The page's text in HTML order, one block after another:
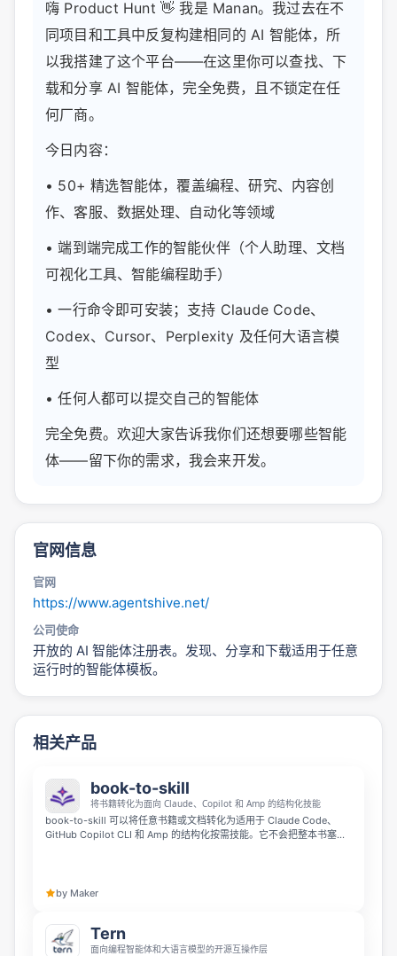
嗨 Product Hunt 👋 我是 Manan。我过去在不
同项目和工具中反复构建相同的 AI 智能体，所
以我搭建了这个平台——在这里你可以查找、下
载和分享 AI 智能体，完全免费，且不锁定在任
何厂商。
今日内容：
• 50+ 精选智能体，覆盖编程、研究、内容创
作、客服、数据处理、自动化等领域
• 端到端完成工作的智能伙伴（个人助理、文档
可视化工具、智能编程助手）
• 一行命令即可安装；支持 Claude Code、
Codex、Cursor、Perplexity 及任何大语言模
型
• 任何人都可以提交自己的智能体
完全免费。欢迎大家告诉我你们还想要哪些智能
体——留下你的需求，我会来开发。
官网信息
官网
https://www.agentshive.net/
公司使命
开放的 AI 智能体注册表。发现、分享和下载适用于任意
运行时的智能体模板。
相关产品
book-to-skill
将书籍转化为面向 Claude、Copilot 和 Amp 的结构化技能
book-to-skill 可以将任意书籍或文档转化为适用于 Claude Code、
GitHub Copilot CLI 和 Amp 的结构化按需技能。它不会把整本书塞进
by Maker
Tern
面向编程智能体和大语言模型的开源互操作层